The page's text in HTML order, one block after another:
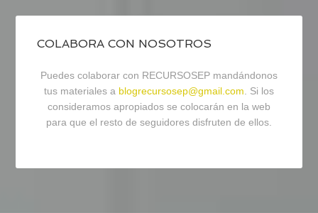
COLABORA CON NOSOTROS
Puedes colaborar con RECURSOSEP mandándonos
tus materiales a blogrecursosep@gmail.com. Si los
consideramos apropiados se colocarán en la web
para que el resto de seguidores disfruten de ellos.